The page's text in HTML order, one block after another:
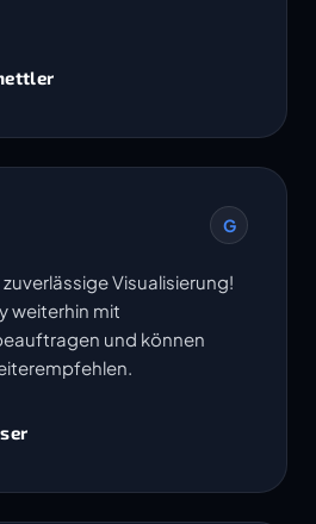
G
Visualisierung!
weiterhin mit
und können